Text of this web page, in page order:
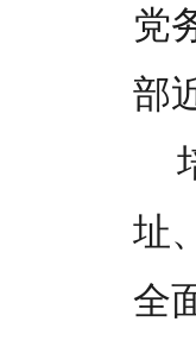
党
部
址
全